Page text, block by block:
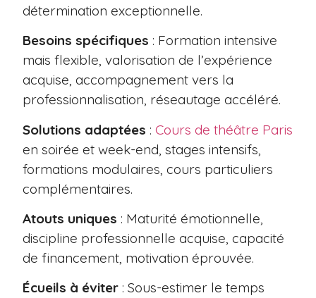
détermination exceptionnelle.
Besoins spécifiques : Formation intensive
mais flexible, valorisation de l’expérience
acquise, accompagnement vers la
professionnalisation, réseautage accéléré.
Solutions adaptées :Cours de théâtre Paris
en soirée et week-end, stages intensifs,
formations modulaires, cours particuliers
complémentaires.
Atouts uniques : Maturité émotionnelle,
discipline professionnelle acquise, capacité
de financement, motivation éprouvée.
Écueils à éviter : Sous-estimer le temps